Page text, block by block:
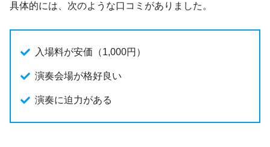
具体的には、次のような口コミがありました。
入場料が安価（1,000円）
演奏会場が格好良い
演奏に迫力がある